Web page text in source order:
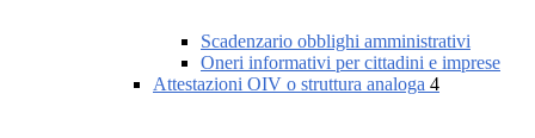
Scadenzario obblighi amministrativi
Oneri informativi per cittadini e imprese
Attestazioni OIV o struttura analoga 4